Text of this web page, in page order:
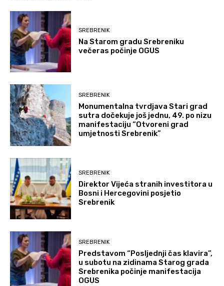
SREBRENIK
Na Starom gradu Srebreniku
večeras počinje OGUS
SREBRENIK
Monumentalna tvrdjava Stari grad
sutra dočekuje još jednu, 49. po nizu
manifestaciju “Otvoreni grad
umjetnosti Srebrenik”
SREBRENIK
Direktor Vijeća stranih investitora u
Bosni i Hercegovini posjetio
Srebrenik
SREBRENIK
Predstavom “Posljednji čas klavira”,
u subotu na zidinama Starog grada
Srebrenika počinje manifestacija
OGUS